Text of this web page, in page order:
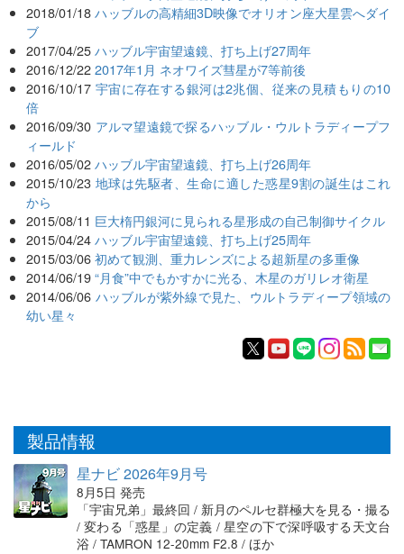
2018/01/18 ハッブルの高精細3D映像でオリオン座大星雲へダイ
ブ
2017/04/25 ハッブル宇宙望遠鏡、打ち上げ27周年
2016/12/22 2017年1月 ネオワイズ彗星が7等前後
2016/10/17 宇宙に存在する銀河は2兆個、従来の見積もりの10
倍
2016/09/30 アルマ望遠鏡で探るハッブル・ウルトラディープフ
ィールド
2016/05/02 ハッブル宇宙望遠鏡、打ち上げ26周年
2015/10/23 地球は先駆者、生命に適した惑星9割の誕生はこれ
から
2015/08/11 巨大楕円銀河に見られる星形成の自己制御サイクル
2015/04/24 ハッブル宇宙望遠鏡、打ち上げ25周年
2015/03/06 初めて観測、重力レンズによる超新星の多重像
2014/06/19 “月食”中でもかすかに光る、木星のガリレオ衛星
2014/06/06 ハッブルが紫外線で見た、ウルトラディープ領域の
幼い星々
製品情報
星ナビ 2026年9月号
8月5日 発売
「宇宙兄弟」最終回 / 新月のペルセ群極大を見る・撮る
/ 変わる「惑星」の定義 / 星空の下で深呼吸する天文台
浴 / TAMRON 12-20mm F2.8 / ほか